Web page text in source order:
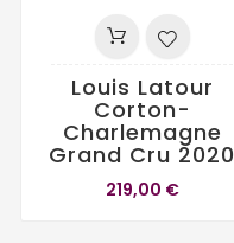
Louis Latour
Corton-
Charlemagne
Grand Cru 2020
219,00 €